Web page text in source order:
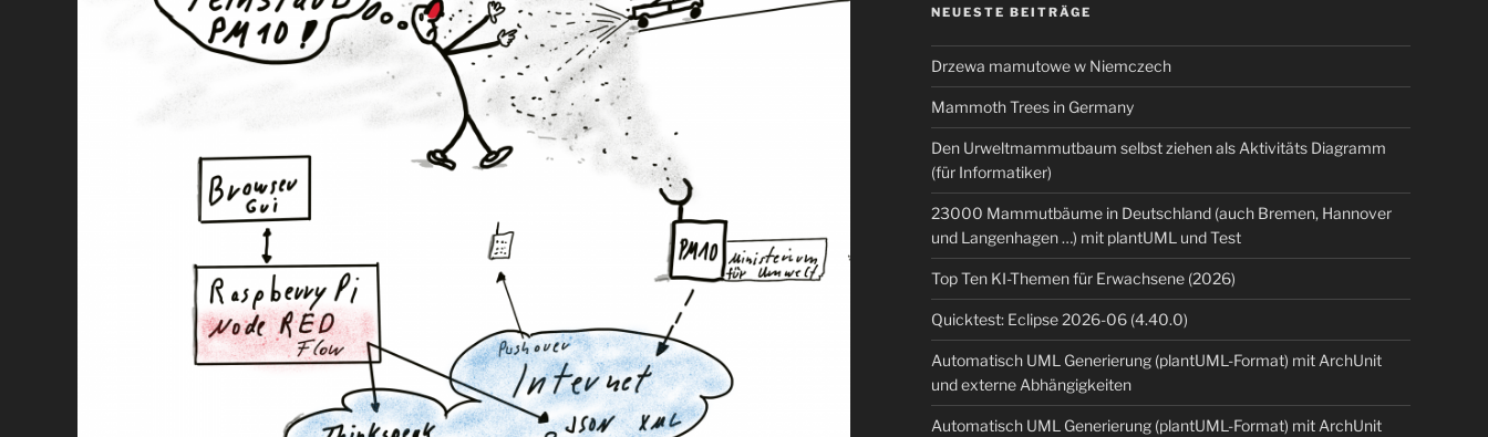
NEUESTE BEITRÄGE
Drzewa mamutowe w Niemczech
Mammoth Trees in Germany
Den Urweltmammutbaum selbst ziehen als Aktivitäts Diagramm
(für Informatiker)
23000 Mammutbäume in Deutschland (auch Bremen, Hannover
und Langenhagen …) mit plantUML und Test
Top Ten KI-Themen für Erwachsene (2026)
Quicktest: Eclipse 2026-06 (4.40.0)
Automatisch UML Generierung (plantUML-Format) mit ArchUnit
und externe Abhängigkeiten
Automatisch UML Generierung (plantUML-Format) mit ArchUnit